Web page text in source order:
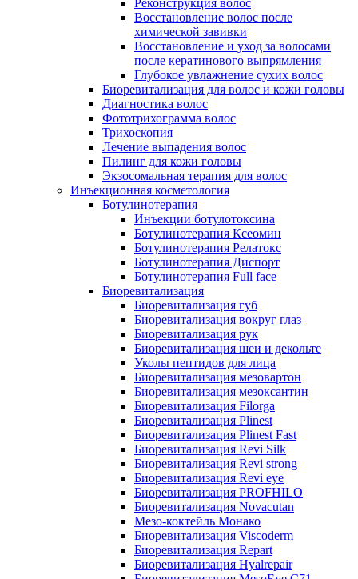
Реконструкция волос
Восстановление волос после
химической завивки
Восстановление и уход за волосами
после кератинового выпрямления
Глубокое увлажнение сухих волос
Биоревитализация для волос и кожи головы
Диагностика волос
Фототрихограмма волос
Трихоскопия
Лечение выпадения волос
Пилинг для кожи головы
Экзосомальная терапия для волос
Инъекционная косметология
Ботулинотерапия
Инъекции ботулотоксина
Ботулинотерапия Ксеомин
Ботулинотерапия Релатокс
Ботулинотерапия Диспорт
Ботулинотерапия Full face
Биоревитализация
Биоревитализация губ
Биоревитализация вокруг глаз
Биоревитализация рук
Биоревитализация шеи и декольте
Уколы пептидов для лица
Биоревитализация мезовартон
Биоревитализация мезоксантин
Биоревитализация Filorga
Биоревитализация Plinest
Биоревитализация Plinest Fast
Биоревитализация Revi Silk
Биоревитализация Revi strong
Биоревитализация Revi eye
Биоревитализация PROFHILO
Биоревитализация Novacutan
Мезо-коктейль Монако
Биоревитализация Viscoderm
Биоревитализация Repart
Биоревитализация Hyalrepair